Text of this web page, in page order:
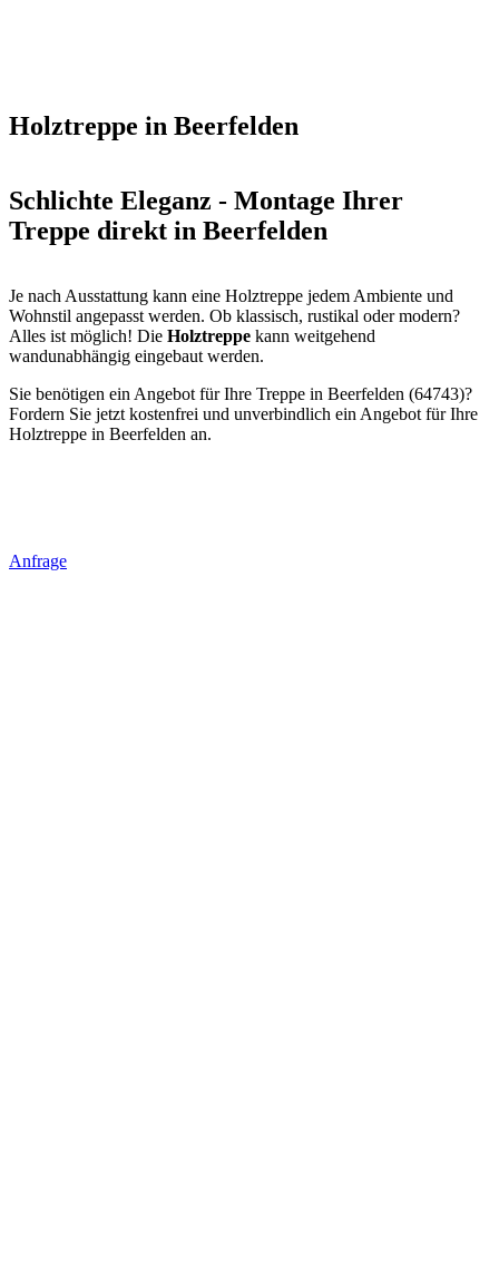
Holztreppe in Beerfelden
Schlichte Eleganz - Montage Ihrer
Treppe direkt in Beerfelden
Je nach Ausstattung kann eine Holztreppe jedem Ambiente und
Wohnstil angepasst werden. Ob klassisch, rustikal oder modern?
Alles ist möglich! Die Holztreppe kann weitgehend
wandunabhängig eingebaut werden.
Sie benötigen ein Angebot für Ihre Treppe in Beerfelden (64743)?
Fordern Sie jetzt kostenfrei und unverbindlich ein Angebot für Ihre
Holztreppe in Beerfelden an.
Anfrage